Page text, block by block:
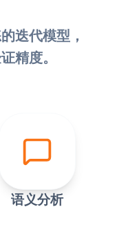
迭代模型，
精度。
语义分析